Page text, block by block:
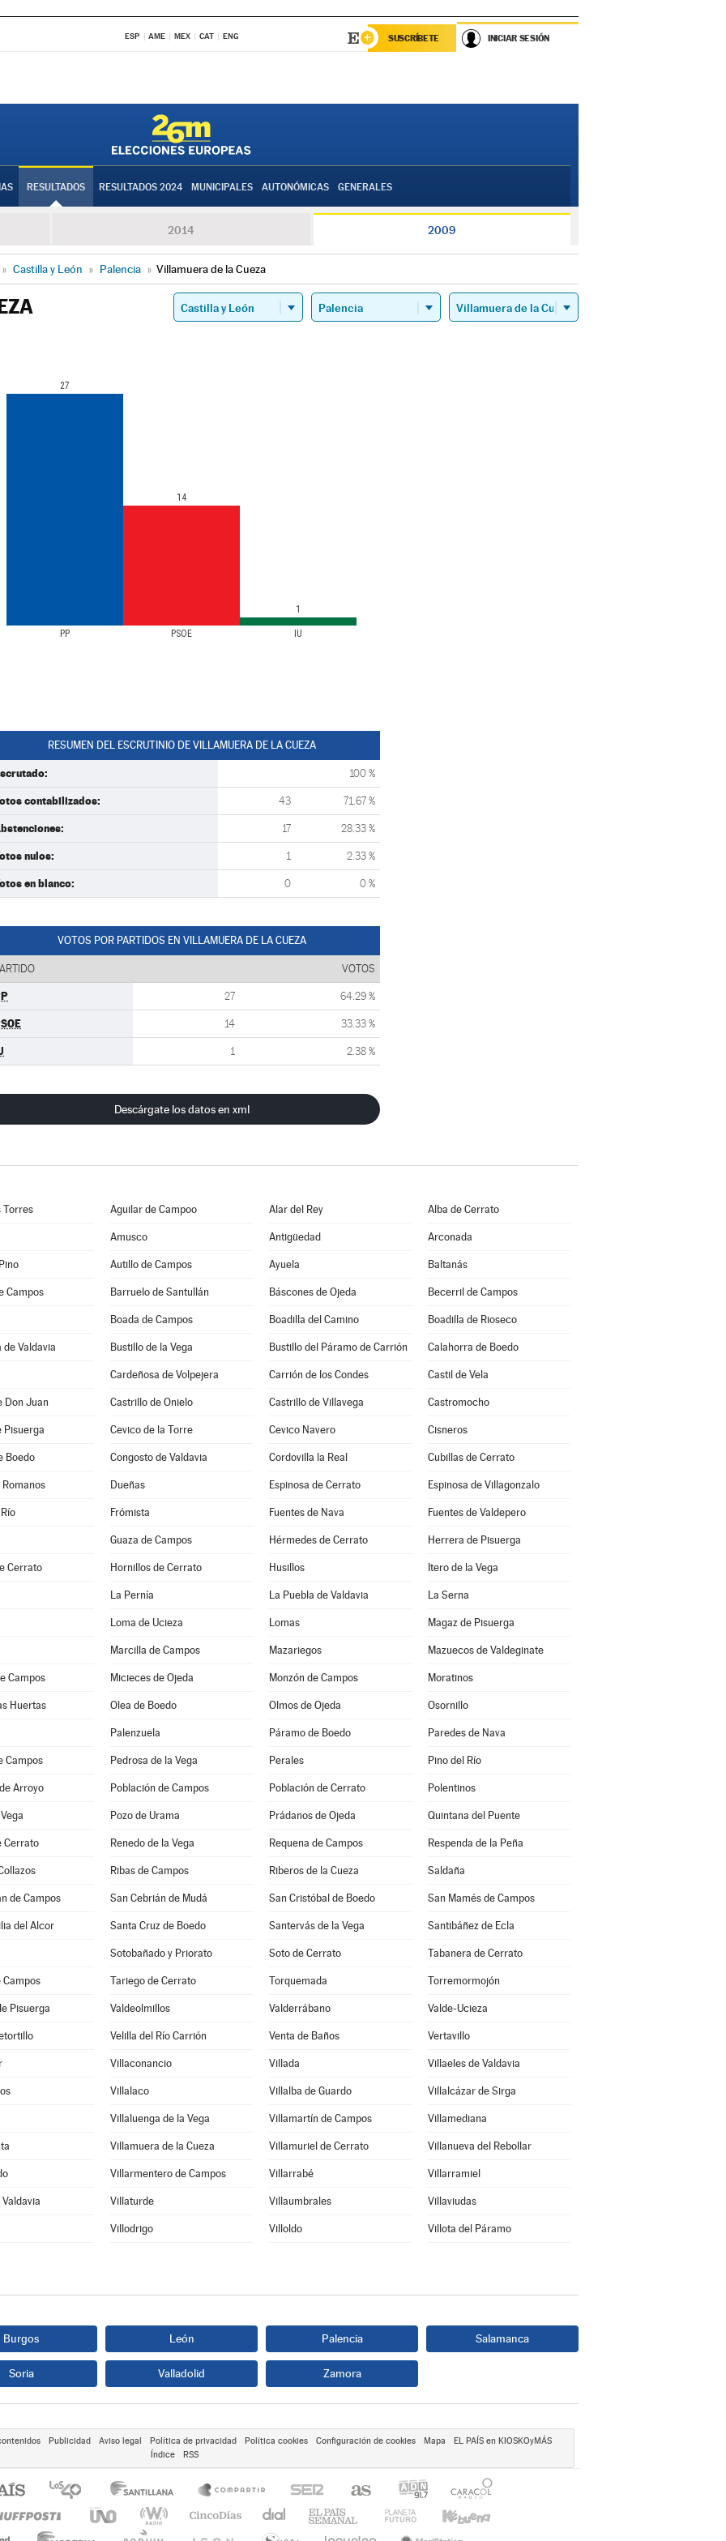
ESP AME MEX CAT ENG SUSCRÍBETE INICIAR SESIÓN
RESULTADOS RESULTADOS 2024 MUNICIPALES AUTONÓMICAS GENERALES
2014 2009
» Castilla y León » Palencia » Villamuera de la Cueza
PP PSOE IU
27
14
1
RESUMEN DEL ESCRUTINIO DE VILLAMUERA DE LA CUEZA
100 %
contabilizados: 43 71.67 %
17 28.33 %
nulos: 1 2.33 %
en blanco: 0 0 %
VOTOS POR PARTIDOS EN VILLAMUERA DE LA CUEZA
VOTOS
27 64.29 %
14 33.33 %
1 2.38 %
Descárgate los datos en xml
Torres Aguilar de Campoo Alar del Rey Alba de Cerrato
Amusco Antigüedad Arconada
Autillo de Campos Ayuela Baltanás
Campos Barruelo de Santullán Báscones de Ojeda Becerril de Campos
Boada de Campos Boadilla del Camino Boadilla de Rioseco
de Valdavia Bustillo de la Vega Bustillo del Páramo de Carrión Calahorra de Boedo
Cardeñosa de Volpejera Carrión de los Condes Castil de Vela
Don Juan Castrillo de Onielo Castrillo de Villavega Castromocho
Pisuerga Cevico de la Torre Cevico Navero Cisneros
Boedo Congosto de Valdavia Cordovilla la Real Cubillas de Cerrato
Romanos Dueñas Espinosa de Cerrato Espinosa de Villagonzalo
Frómista Fuentes de Nava Fuentes de Valdepero
Guaza de Campos Hérmedes de Cerrato Herrera de Pisuerga
Cerrato Hornillos de Cerrato Husillos Itero de la Vega
La Pernía La Puebla de Valdavia La Serna
Loma de Ucieza Lomas Magaz de Pisuerga
Marcilla de Campos Mazariegos Mazuecos de Valdeginate
Campos Micieces de Ojeda Monzón de Campos Moratinos
Huertas Olea de Boedo Olmos de Ojeda Osornillo
Palenzuela Páramo de Boedo Paredes de Nava
Campos Pedrosa de la Vega Perales Pino del Río
Arroyo Población de Campos Población de Cerrato Polentinos
Pozo de Urama Prádanos de Ojeda Quintana del Puente
Cerrato Renedo de la Vega Requena de Campos Respenda de la Peña
Ribas de Campos Riberos de la Cueza Saldaña
de Campos San Cebrián de Mudá San Cristóbal de Boedo San Mamés de Campos
del Alcor Santa Cruz de Boedo Santervás de la Vega Santibáñez de Ecla
Sotobañado y Priorato Soto de Cerrato Tabanera de Cerrato
Campos Tariego de Cerrato Torquemada Torremormojón
Pisuerga Valdeolmillos Valderrábano Valde-Ucieza
Velilla del Río Carrión Venta de Baños Vertavillo
Villaconancio Villada Villaeles de Valdavia
Villalaco Villalba de Guardo Villalcázar de Sirga
Villaluenga de la Vega Villamartín de Campos Villamediana
Villamuera de la Cueza Villamuriel de Cerrato Villanueva del Rebollar
Villarmentero de Campos Villarrabé Villarramiel
Villaturde Villaumbrales Villaviudas
Villodrigo Villoldo Villota del Páramo
Burgos León Palencia Salamanca
Soria Valladolid Zamora
Publicidad Aviso legal Política de privacidad Política cookies Configuración de cookies Mapa
EL PAÍS en KIOSKOyMÁS
Índice
RSS